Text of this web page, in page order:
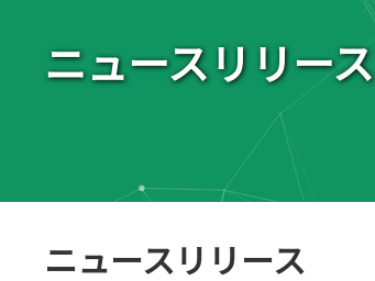
ニュースリリース
ニュースリリース